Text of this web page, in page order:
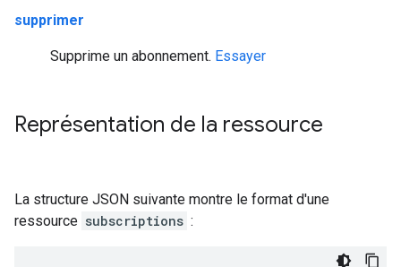
supprimer
Supprime un abonnement. Essayer
Représentation de la ressource
La structure JSON suivante montre le format d'une
ressource subscriptions :